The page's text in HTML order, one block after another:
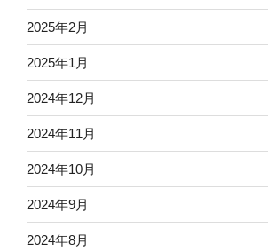
2025年2月
2025年1月
2024年12月
2024年11月
2024年10月
2024年9月
2024年8月